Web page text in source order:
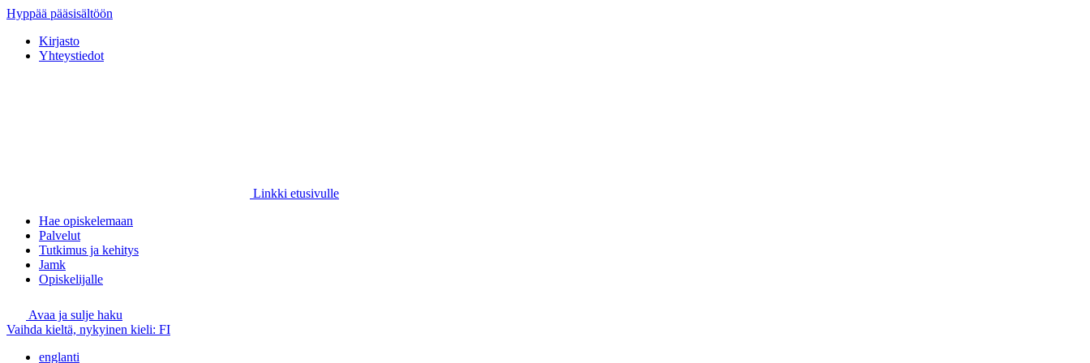
Hyppää pääsisältöön
Kirjasto
Yhteystiedot
Linkki etusivulle
Hae opiskelemaan
Palvelut
Tutkimus ja kehitys
Jamk
Opiskelijalle
Avaa ja sulje haku
Vaihda kieltä, nykyinen kieli: FI
englanti